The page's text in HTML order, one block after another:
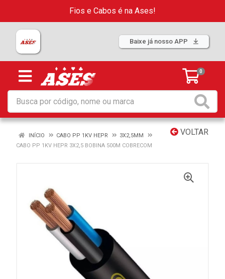
Fios e Cabos é na Ases!
Baixe já nosso APP
0
VOLTAR
INÍCIO CABO PP 1KV HEPR
3X2,5MM
CABO PP 1KV HEPR 3X2,5 BOBINA 500M COBRECOM